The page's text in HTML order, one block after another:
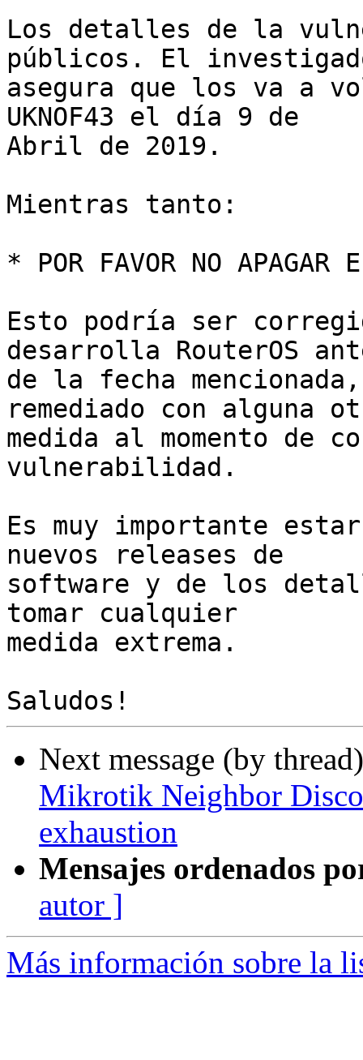
Los detalles de la
públicos. El
asegura que los va a
UKNOF43 el día 9 de
Abril de 2019.
Mientras tanto:
* POR FAVOR NO APAGAR
Esto podría ser
desarrolla RouterOS
de la fecha
remediado con alguna
medida al momento de
vulnerabilidad.
Es muy importante
nuevos releases de
software y de los
tomar cualquier
medida extrema.
Next message (by
Mikrotik Neighbor
exhaustion
Mensajes ordenados
autor ]
Más información sobre la